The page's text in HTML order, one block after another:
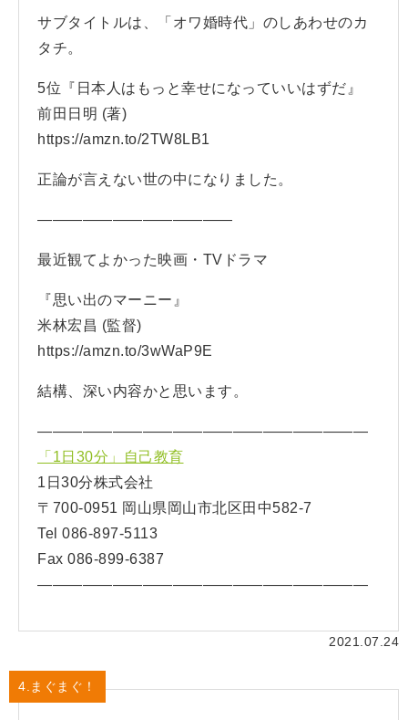
サブタイトルは、「オワ婚時代」のしあわせのカ
タチ。
5位『日本人はもっと幸せになっていいはずだ』
前田日明 (著)
https://amzn.to/2TW8LB1
正論が言えない世の中になりました。
—————————————
最近観てよかった映画・TVドラマ
『思い出のマーニー』
米林宏昌 (監督)
https://amzn.to/3wWaP9E
結構、深い内容かと思います。
——————————————————————
「1日30分」自己教育
1日30分株式会社
〒700-0951 岡山県岡山市北区田中582-7
Tel 086-897-5113
Fax 086-899-6387
——————————————————————
2021.07.24
4.まぐまぐ！